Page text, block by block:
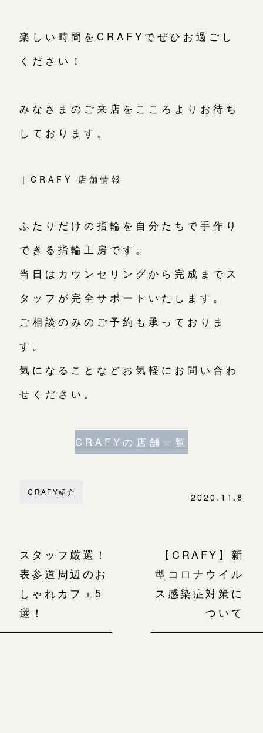
楽しい時間をCRAFYでぜひお過ごし
ください！
みなさまのご来店をこころよりお待ち
しております。
｜CRAFY 店舗情報
ふたりだけの指輪を自分たちで手作り
できる指輪工房です。
当日はカウンセリングから完成までス
タッフが完全サポートいたします。
ご相談のみのご予約も承っておりま
す。
気になることなどお気軽にお問い合わ
せください。
CRAFYの店舗一覧
CRAFY紹介 2020.11.8
スタッフ厳選！
表参道周辺のお
しゃれカフェ5
選！
【CRAFY】新
型コロナウイル
ス感染症対策に
ついて